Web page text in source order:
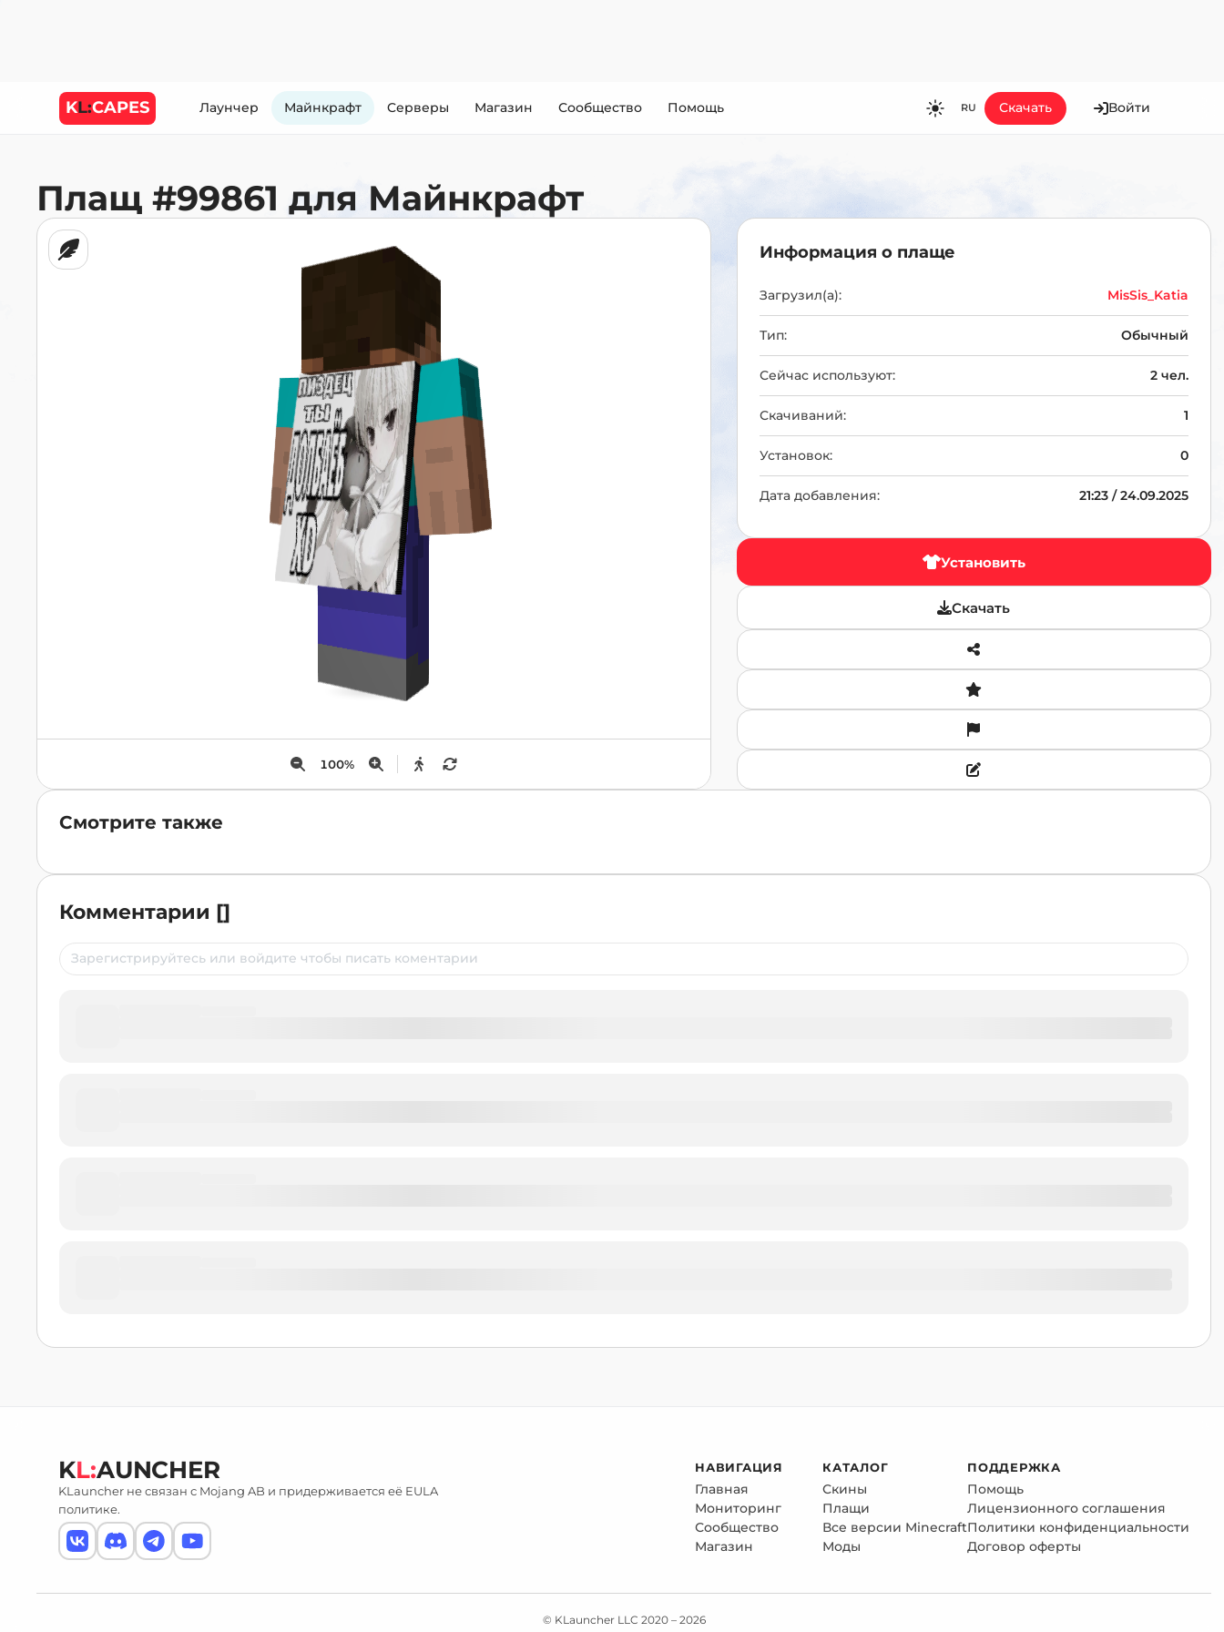
KL:CAPES Лаунчер Майнкрафт Cерверы Магазин Сообщество Помощь RU
KO
Скачать Войти
Плащ #99861 для Майнкрафт
100%
Информация о плаще
Загрузил(а): MisSis_Katia
Тип: Обычный
Сейчас используют: 2 чел.
Скачиваний: 1
Установок: 0
Дата добавления: 21:23 / 24.09.2025
Установить
Скачать
Смотрите также
Комментарии []
KL:AUNCHER
KLauncher не связан с Mojang AB и придерживается её EULA
политике.
НАВИГАЦИЯ
Главная
Мониторинг
Сообщество
Магазин
КАТАЛОГ
Скины
Плащи
Все версии Minecraft
Моды
ПОДДЕРЖКА
Помощь
Лицензионного соглашения
Политики конфиденциальности
Договор оферты
© KLauncher LLC 2020 – 2026